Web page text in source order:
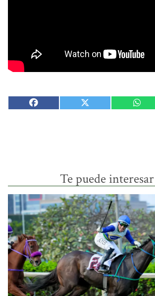
Te puede interesar